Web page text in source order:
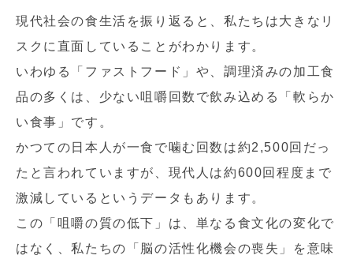
現代社会の食生活を振り返ると、私たちは大きなリ
スクに直面していることがわかります。
いわゆる「ファストフード」や、調理済みの加工食
品の多くは、少ない咀嚼回数で飲み込める「軟らか
い食事」です。
かつての日本人が一食で噛む回数は約2,500回だっ
たと言われていますが、現代人は約600回程度まで
激減しているというデータもあります。
この「咀嚼の質の低下」は、単なる食文化の変化で
はなく、私たちの「脳の活性化機会の喪失」を意味